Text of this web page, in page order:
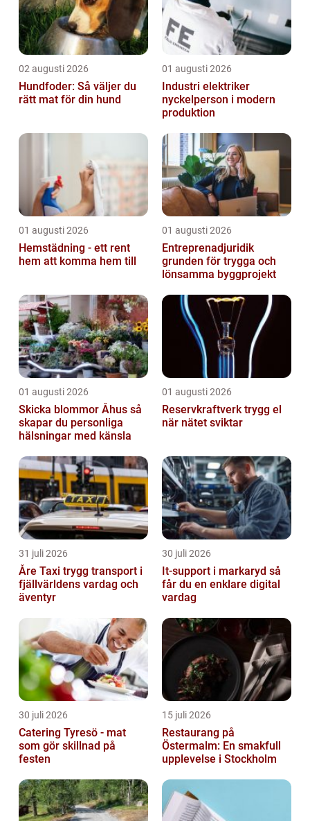
02 augusti 2026
Hundfoder: Så väljer du
rätt mat för din hund
01 augusti 2026
Industri elektriker
nyckelperson i modern
produktion
01 augusti 2026
Hemstädning - ett rent
hem att komma hem till
01 augusti 2026
Entreprenadjuridik
grunden för trygga och
lönsamma byggprojekt
01 augusti 2026
Skicka blommor Åhus så
skapar du personliga
hälsningar med känsla
01 augusti 2026
Reservkraftverk trygg el
när nätet sviktar
31 juli 2026
Åre Taxi trygg transport i
fjällvärldens vardag och
äventyr
30 juli 2026
It-support i markaryd så
får du en enklare digital
vardag
30 juli 2026
Catering Tyresö - mat
som gör skillnad på
festen
15 juli 2026
Restaurang på
Östermalm: En smakfull
upplevelse i Stockholm